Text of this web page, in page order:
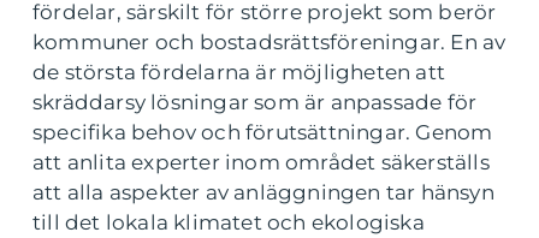
fördelar, särskilt för större projekt som berör
kommuner och bostadsrättsföreningar. En av
de största fördelarna är möjligheten att
skräddarsy lösningar som är anpassade för
specifika behov och förutsättningar. Genom
att anlita experter inom området säkerställs
att alla aspekter av anläggningen tar hänsyn
till det lokala klimatet och ekologiska